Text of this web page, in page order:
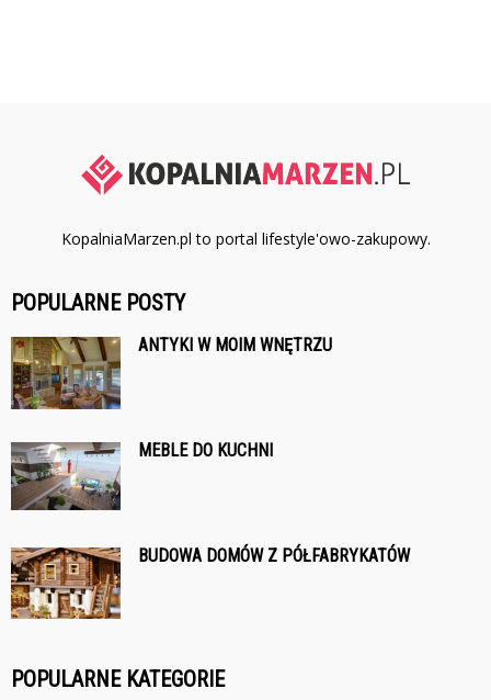
KopalniaMarzen.pl to portal lifestyle'owo-zakupowy.
POPULARNE POSTY
ANTYKI W MOIM WNĘTRZU
MEBLE DO KUCHNI
BUDOWA DOMÓW Z PÓŁFABRYKATÓW
POPULARNE KATEGORIE